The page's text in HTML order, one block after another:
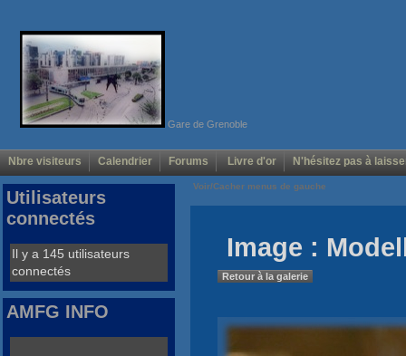
Gare de Grenoble
Nbre visiteurs Calendrier Forums Livre d'or N'hésitez pas à
Voir/Cacher menus de gauche
Image :
Retour à la galerie
Utilisateurs
connectés
Il y a 145 utilisateurs
connectés
AMFG INFO